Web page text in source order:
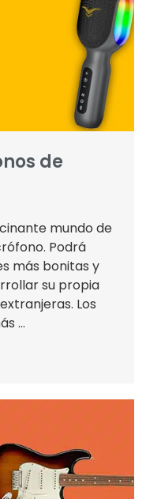
de
mundo de
Podrá
más bonitas y
su propia
Los
...